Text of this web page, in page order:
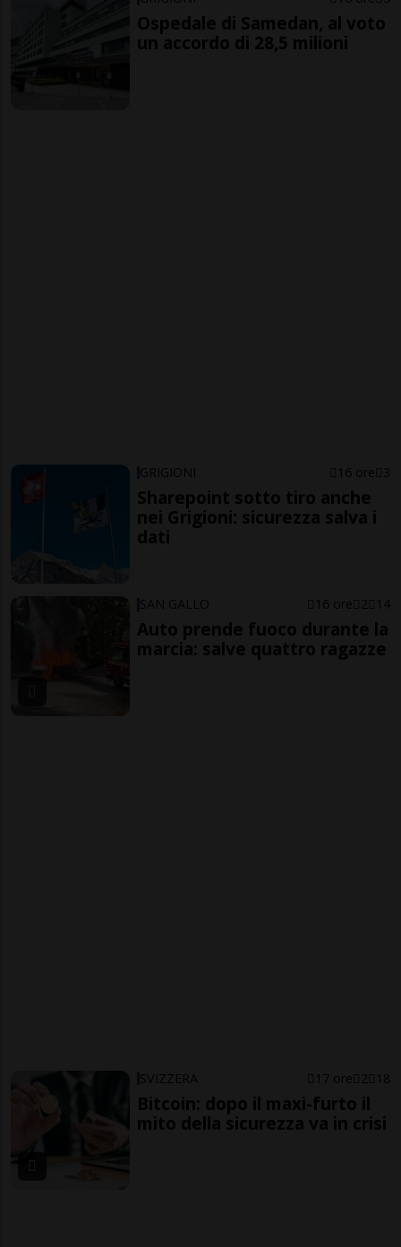
Ospedale di Samedan, al voto
un accordo di 28,5 milioni
GRIGIONI 16 ore 3
Sharepoint sotto tiro anche
nei Grigioni: sicurezza salva i
dati
SAN GALLO 16 ore 2 14
Auto prende fuoco durante la
marcia: salve quattro ragazze
SVIZZERA 17 ore 2 18
Bitcoin: dopo il maxi-furto il
mito della sicurezza va in crisi